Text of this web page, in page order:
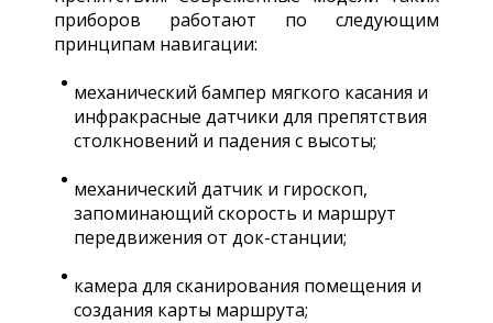
приборов работают по следующим
принципам навигации:
механический бампер мягкого касания и
инфракрасные датчики для препятствия
столкновений и падения с высоты;
механический датчик и гироскоп,
запоминающий скорость и маршрут
передвижения от док-станции;
камера для сканирования помещения и
создания карты маршрута;